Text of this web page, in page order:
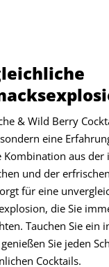
& Wild Berry
eine
Kombination aus der
und der
für eine
die Sie
Tauchen Sie ein
Sie jeden
Cocktails.